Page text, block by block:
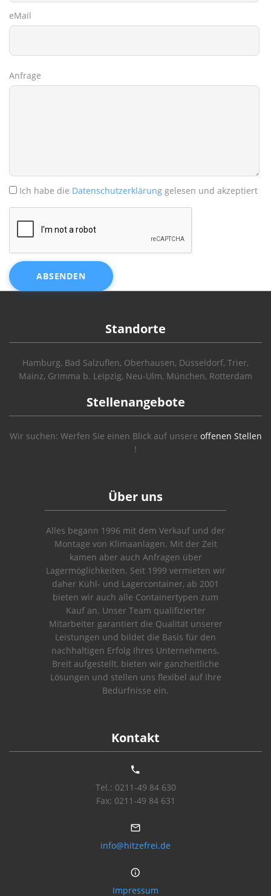
eMail
Anfrage
Ich habe die Datenschutzerklärung gelesen und akzeptiert
ABSENDEN
Standorte
Hamburg, Bad Salzuflen, Oberhausen, Düsseldorf, Trier,
Mainz, Grimma b. Leipzig, Neu-Ulm, München, Rotterdam
Stellenangebote
Wir suchen: Werfen Sie einen Blick auf unsere offenen Stellen
!
Über uns
Alles begann 1996 mit dem Verkauf und der
Montage von Klimaanlagen. Mit der Zeit
kamen aber auch Anfragen über
Lagermöglichkeiten. Seit 1999 vermieten wir
daher Kühl- und Lagercontainer, ab 2001
bieten wir auch alle Containertypen zum
Kauf an. Unser Team qualifizierter
Mitarbeiter garantiert die Qualität unserer
Leistungen und bildet die Basis für den
nachhaltigen Erfolg Ihres Unternehmens.
Breit aufgestellt, bieten wir ganzheitliche
Lösungen und stellen uns flexibel auf Ihre
Bedürfnisse ein.
Kontakt
Tel.: 0211-49 84 630
Fax: 0211-49 84 631
info@hitzefrei.de
Impressum